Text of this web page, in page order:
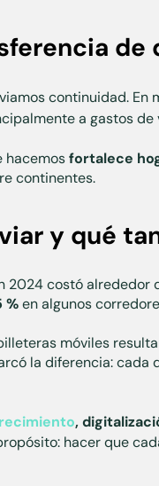
continuidad. En
a gastos de
hacemosfortalece
continentes.
y qué
2024 costó alrededor
%en algunos
móviles
la diferencia:
,
hacer que